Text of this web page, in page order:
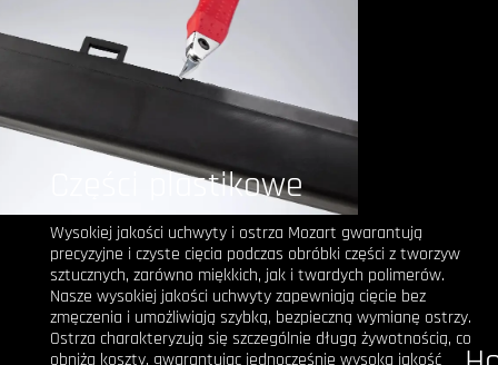
Części plastikowe
Wysokiej jakości uchwyty i ostrza Mozart gwarantują
precyzyjne i czyste cięcia podczas obróbki części z tworzyw
sztucznych, zarówno miękkich, jak i twardych polimerów.
Nasze wysokiej jakości uchwyty zapewniają cięcie bez
zmęczenia i umożliwiają szybką, bezpieczną wymianę ostrzy.
Ostrza charakteryzują się szczególnie długą żywotnością, co
obniża koszty, gwarantując jednocześnie wysoką jakość